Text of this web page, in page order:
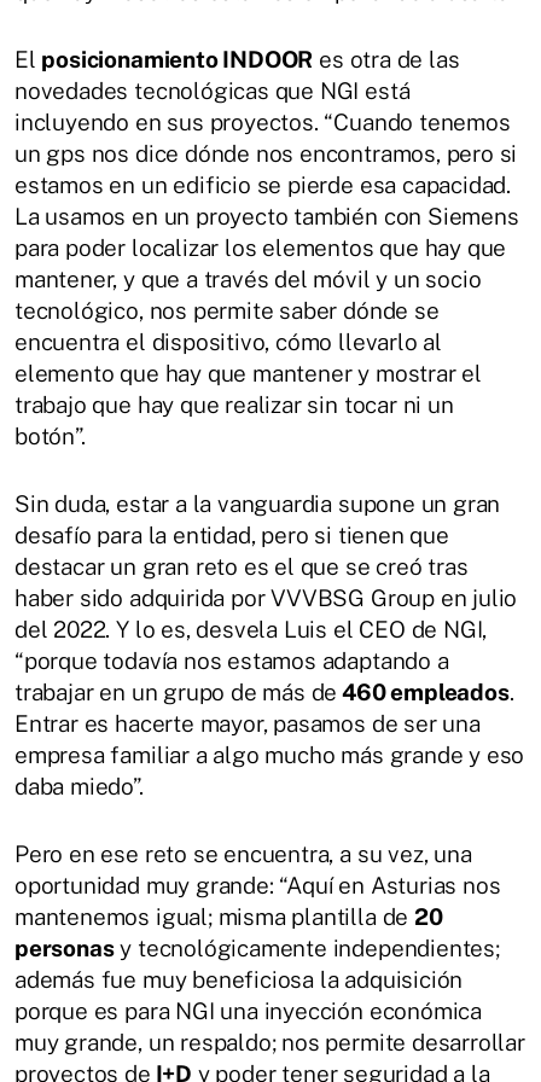
El posicionamiento INDOOR es otra de las
novedades tecnológicas que NGI está
incluyendo en sus proyectos. “Cuando tenemos
un gps nos dice dónde nos encontramos, pero si
estamos en un edificio se pierde esa capacidad.
La usamos en un proyecto también con Siemens
para poder localizar los elementos que hay que
mantener, y que a través del móvil y un socio
tecnológico, nos permite saber dónde se
encuentra el dispositivo, cómo llevarlo al
elemento que hay que mantener y mostrar el
trabajo que hay que realizar sin tocar ni un
botón”.
Sin duda, estar a la vanguardia supone un gran
desafío para la entidad, pero si tienen que
destacar un gran reto es el que se creó tras
haber sido adquirida por VVVBSG Group en julio
del 2022. Y lo es, desvela Luis el CEO de NGI,
“porque todavía nos estamos adaptando a
trabajar en un grupo de más de 460 empleados.
Entrar es hacerte mayor, pasamos de ser una
empresa familiar a algo mucho más grande y eso
daba miedo”.
Pero en ese reto se encuentra, a su vez, una
oportunidad muy grande: “Aquí en Asturias nos
mantenemos igual; misma plantilla de 20
personasy tecnológicamente independientes;
además fue muy beneficiosa la adquisición
porque es para NGI una inyección económica
muy grande, un respaldo; nos permite desarrollar
proyectos de I+D y poder tener seguridad a la